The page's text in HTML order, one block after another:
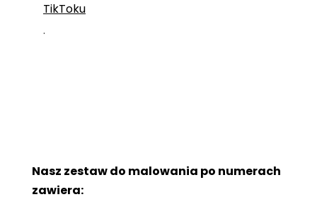
TikToku
.
Nasz zestaw do malowania po numerach
zawiera: